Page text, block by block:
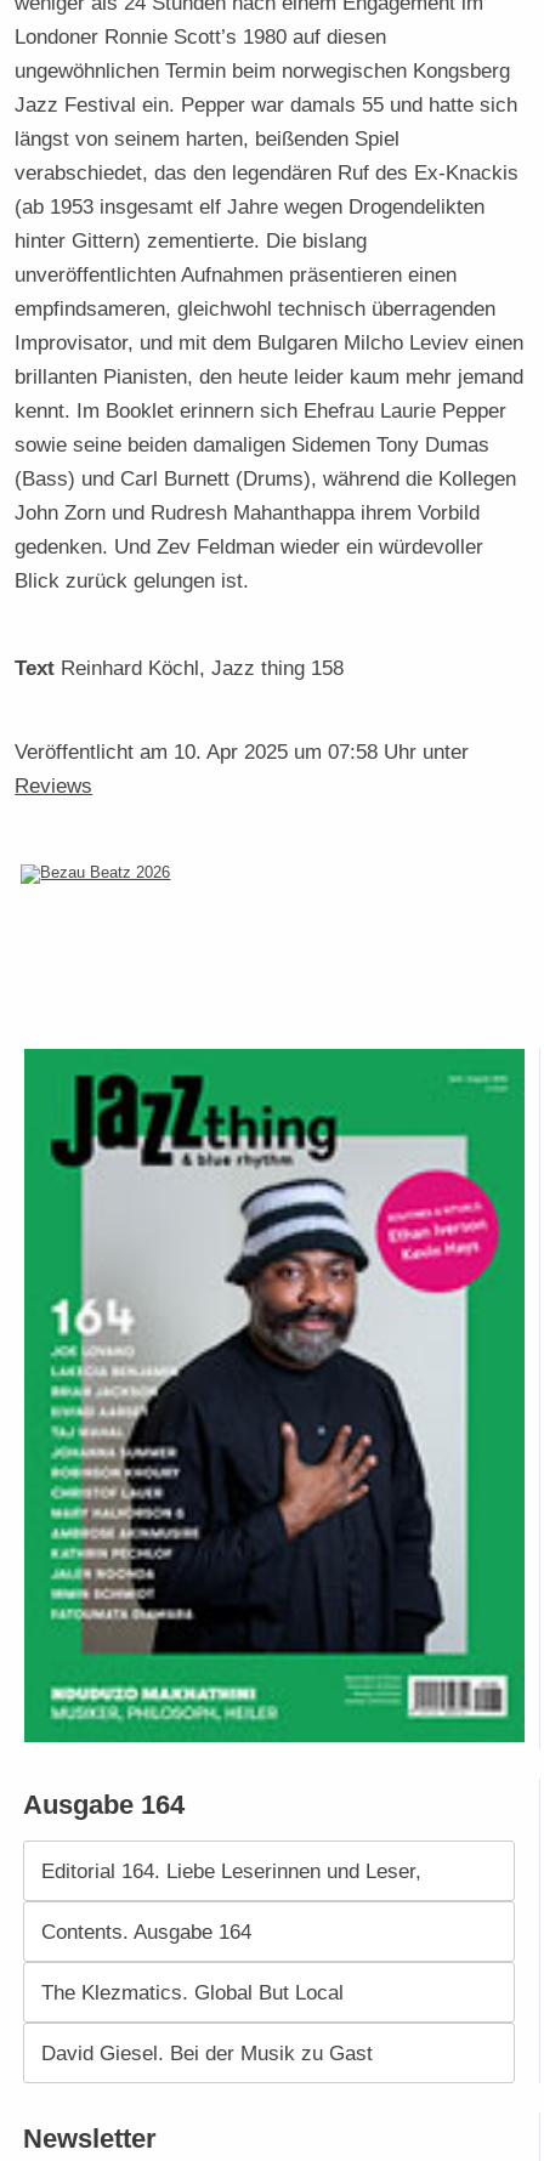
Londoner Ronnie Scott’s 1980 auf diesen
ungewöhnlichen Termin beim norwegischen Kongsberg
Jazz Festival ein. Pepper war damals 55 und hatte sich
längst von seinem harten, beißenden Spiel
verabschiedet, das den legendären Ruf des Ex-Knackis
(ab 1953 insgesamt elf Jahre wegen Drogendelikten
hinter Gittern) zementierte. Die bislang
unveröffentlichten Aufnahmen präsentieren einen
empfindsameren, gleichwohl technisch überragenden
Improvisator, und mit dem Bulgaren Milcho Leviev einen
brillanten Pianisten, den heute leider kaum mehr jemand
kennt. Im Booklet erinnern sich Ehefrau Laurie Pepper
sowie seine beiden damaligen Sidemen Tony Dumas
(Bass) und Carl Burnett (Drums), während die Kollegen
John Zorn und Rudresh Mahanthappa ihrem Vorbild
gedenken. Und Zev Feldman wieder ein würdevoller
Blick zurück gelungen ist.
Text Reinhard Köchl, Jazz thing 158
Veröffentlicht am 10. Apr 2025 um 07:58 Uhr unter
Reviews
Ausgabe 164
Editorial 164. Liebe Leserinnen und Leser,
Contents. Ausgabe 164
The Klezmatics. Global But Local
David Giesel. Bei der Musik zu Gast
Newsletter